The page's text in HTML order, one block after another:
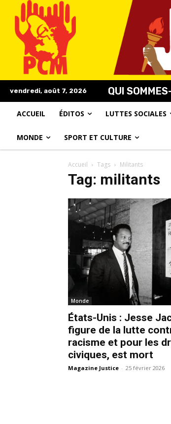
vendredi, août 7, 2026 QUI
ACCUEIL ÉDITOS LUTTES SOCIALES
MONDE SPORT ET CULTURE
Accueil Tags Militants
Tag: militants
Monde
États-Unis : Jesse
figure de la lutte
racisme et pour les
civiques, est mort
Magazine Justice - 25 février 2026